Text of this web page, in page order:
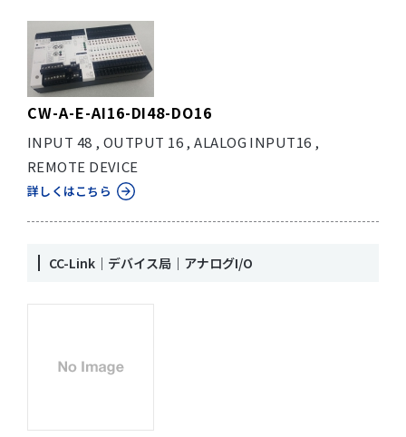
CW-A-E-AI16-DI48-DO16
INPUT 48 , OUTPUT 16 , ALALOG INPUT16 ,
REMOTE DEVICE
詳しくはこちら
CC-Link｜デバイス局｜アナログI/O